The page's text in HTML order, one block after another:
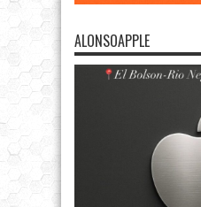
ALONSOAPPLE